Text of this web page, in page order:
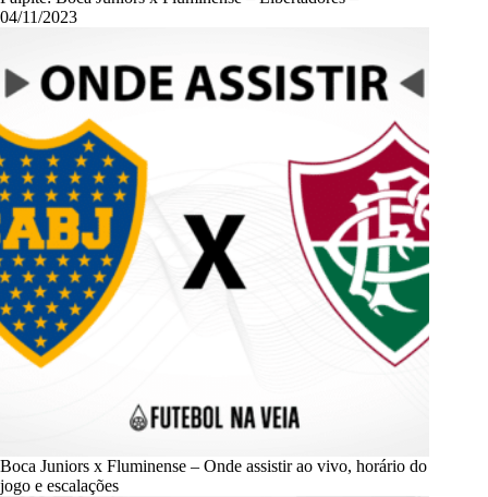
04/11/2023
Boca Juniors x Fluminense – Onde assistir ao vivo, horário do
jogo e escalações